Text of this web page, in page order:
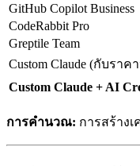
GitHub Copilot Business
CodeRabbit Pro
Greptile Team
Custom Claude (กับราค
Custom Claude + AI
การคำนวณ: การสร้าง